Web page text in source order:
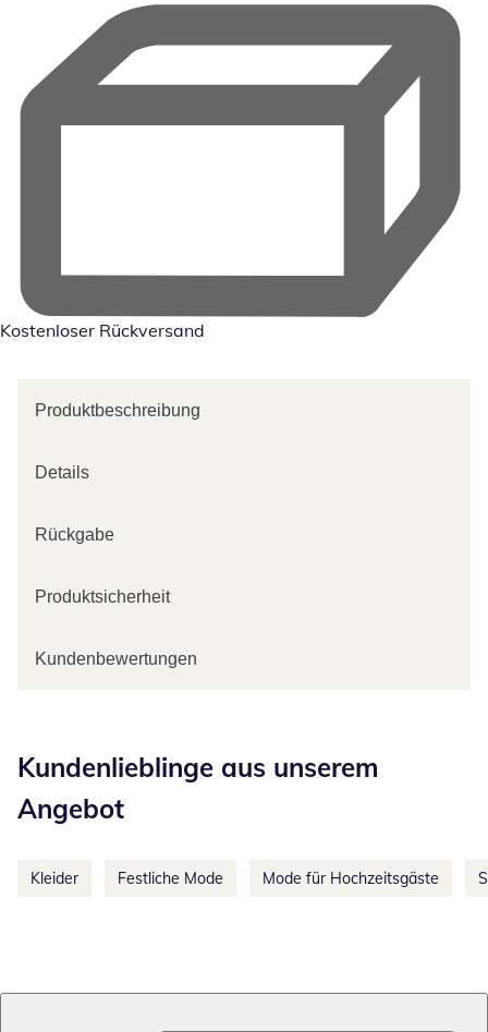
Kostenloser Rückversand
Produktbeschreibung
Details
Rückgabe
Produktsicherheit
Kundenbewertungen
Kundenlieblinge aus unserem
Angebot
Kleider Festliche Mode Mode für Hochzeitsgäste